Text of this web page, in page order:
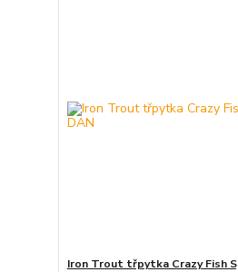
Iron Trout třpytka Crazy Fish